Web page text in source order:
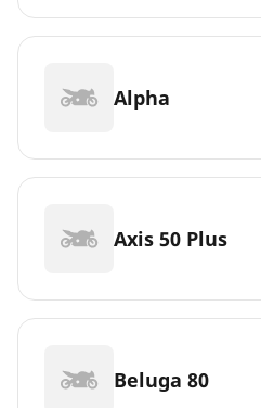
Alpha
Axis 50 Plus
Beluga 80